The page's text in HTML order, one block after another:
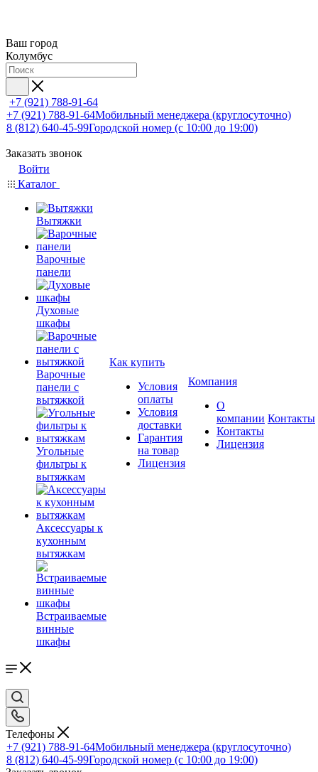
Ваш город
Колумбус
+7 (921) 788-91-64
+7 (921) 788-91-64Мобильный менеджера (круглосуточно)
8 (812) 640-45-99Городской номер (с 10:00 до 19:00)
Заказать звонок
Войти
Каталог
Вытяжки
Варочные
панели
Духовые
шкафы
Варочные
панели с
вытяжкой
Угольные
фильтры к
вытяжкам
Аксессуары к
кухонным
вытяжкам
Встраиваемые
винные
шкафы
Как купить
Условия
оплаты
Условия
доставки
Гарантия
на товар
Лицензия
Компания
О
компании
Контакты
Лицензия
Контакты
Телефоны
+7 (921) 788-91-64Мобильный менеджера (круглосуточно)
8 (812) 640-45-99Городской номер (с 10:00 до 19:00)